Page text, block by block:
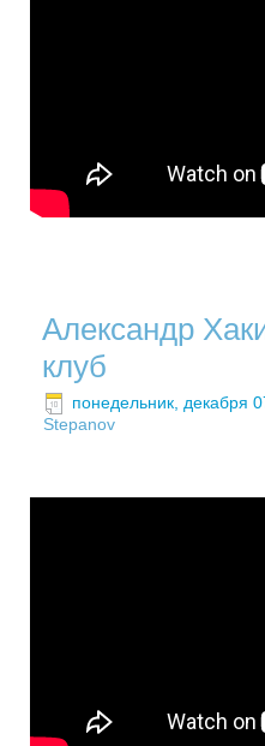
Александр
клуб
понедельник, декабря
Stepanov